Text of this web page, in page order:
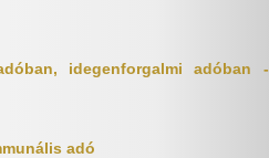
idegenforgalmi adóban -
adó